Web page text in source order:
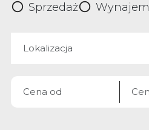
Sprzedaż Wynajem